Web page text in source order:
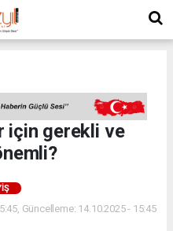
için gerekli ve
Güncelleme: 14.10.2025 - 15:45